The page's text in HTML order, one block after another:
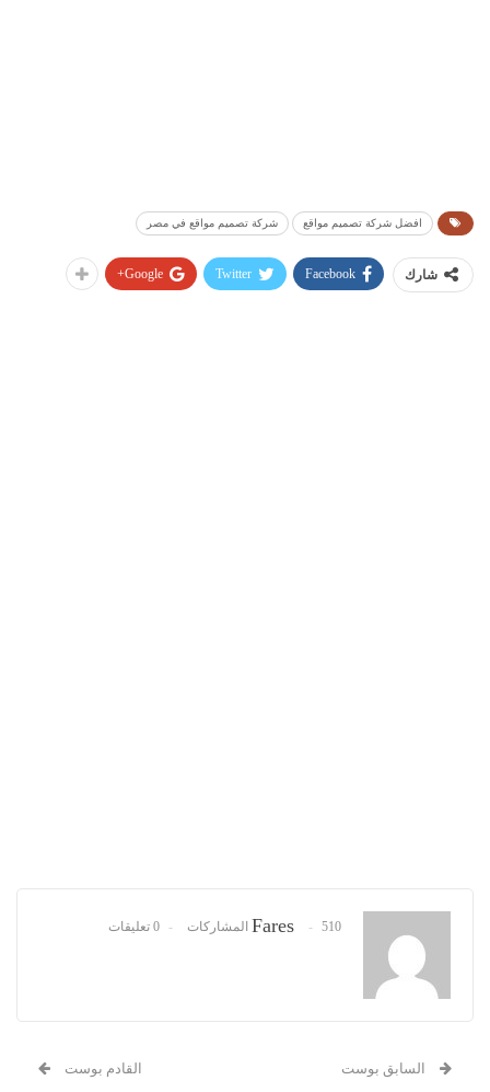
افضل شركة تصميم مواقع شركة تصميم مواقع في مصر
شارك Facebook
Twitter
Google+
Fares 510 المشاركات 0 تعليقات
السابق بوست القادم بوست